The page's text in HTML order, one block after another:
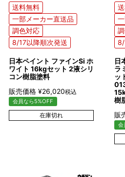
送料無料
一部メーカー直送品
調色対応
8/17以降順次発送
日本ペイント ファインSi ホ
ワイト 16kgセット 2液シリ
コン樹脂塗料
販売価格 ¥26,020税込
会員なら5%OFF
在庫切れ
8/
日
ラ
ッ
樹
販
会